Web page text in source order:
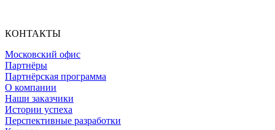
КОНТАКТЫ
Московский офис
Партнёры
Партнёрская программа
О компании
Наши заказчики
Истории успеха
Перспективные разработки